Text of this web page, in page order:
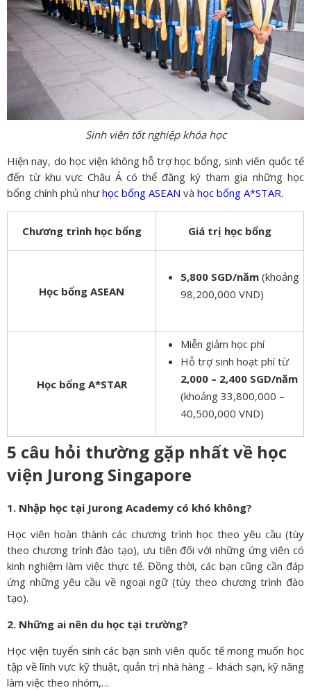
Sinh viên tốt nghiệp khóa học
Hiện nay, do học viện không hỗ trợ học bổng, sinh viên quốc tế
đến từ khu vực Châu Á có thể đăng ký tham gia những học
bổng chính phủ nhưhọc bổng ASEAN và học bổng A*STAR.
Chương trình học bổng Giá trị học bổng
Học bổng ASEAN
5,800 SGD/năm (khoảng
98,200,000 VND)
Học bổng A*STAR
Miễn giảm học phí
Hỗ trợ sinh hoạt phí từ
2,000 – 2,400 SGD/năm
(khoảng 33,800,000 –
40,500,000 VND)
5 câu hỏi thường gặp nhất về học
viện Jurong Singapore
1. Nhập học tại Jurong Academy có khó không?
Học viên hoàn thành các chương trình học theo yêu cầu (tùy
theo chương trình đào tạo), ưu tiên đối với những ứng viên có
kinh nghiệm làm việc thực tế. Đồng thời, các bạn cũng cần đáp
ứng những yêu cầu về ngoại ngữ (tùy theo chương trình đào
tạo).
2. Những ai nên du học tại trường?
Học viện tuyển sinh các bạn sinh viên quốc tế mong muốn học
tập về lĩnh vực kỹ thuật, quản trị nhà hàng – khách sạn, kỹ năng
làm việc theo nhóm,…